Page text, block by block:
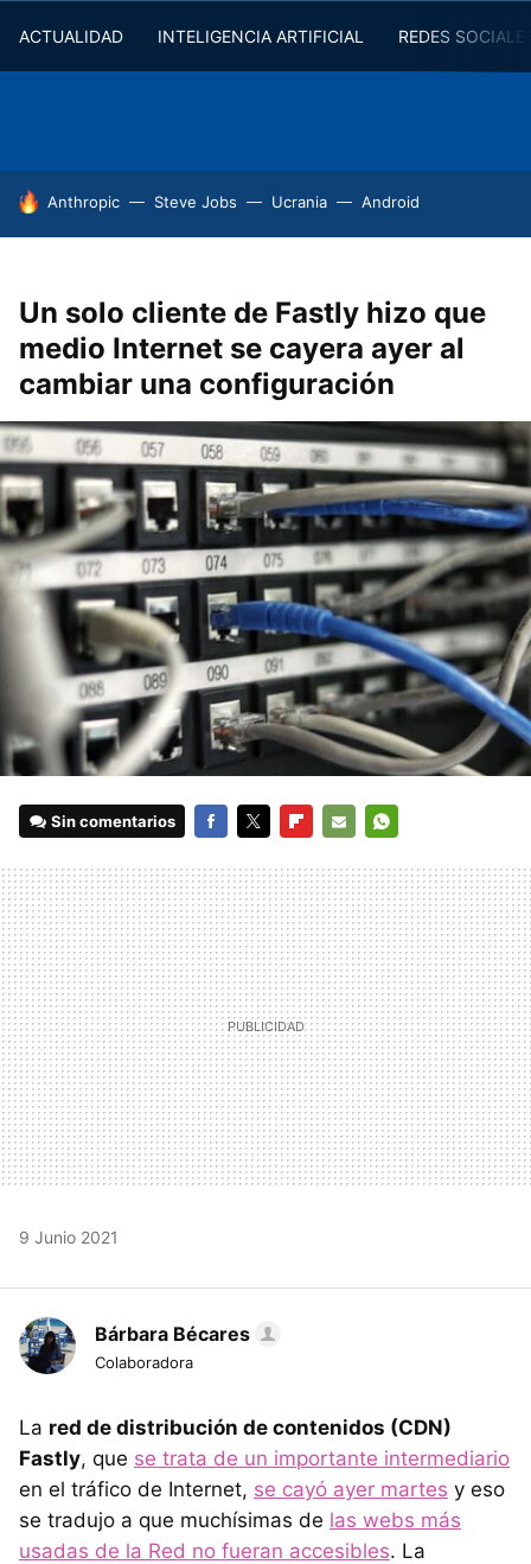
ACTUALIDAD INTELIGENCIA ARTIFICIAL REDES
HOY SE HABLA DE
Anthropic Steve Jobs Ucrania Android
Un solo cliente de Fastly hizo que
medio Internet se cayera ayer al
cambiar una configuración
Sin comentarios
MAIL
9 Junio 2021
Bárbara Bécares
Colaboradora
La red de distribución de contenidos (CDN)
Fastly, que se trata de un importante intermediario
en el tráfico de Internet, se cayó ayer martes y eso
se tradujo a que muchísimas de las webs más
usadas de la Red no fueran accesibles. La